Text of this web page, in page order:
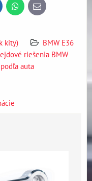
WhatsApp
E-
mail
kity)
BMW E36
riešenia BMW
auta